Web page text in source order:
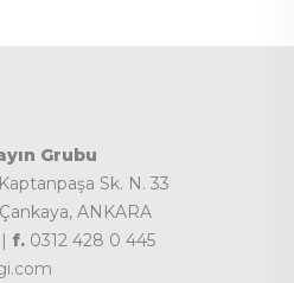
Grubu
Sk. N. 33
ANKARA
f. 0312 428 0 445